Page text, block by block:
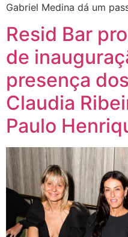
Gabriel Medina dá um
Resid Bar
de
presença
Claudia
Paulo